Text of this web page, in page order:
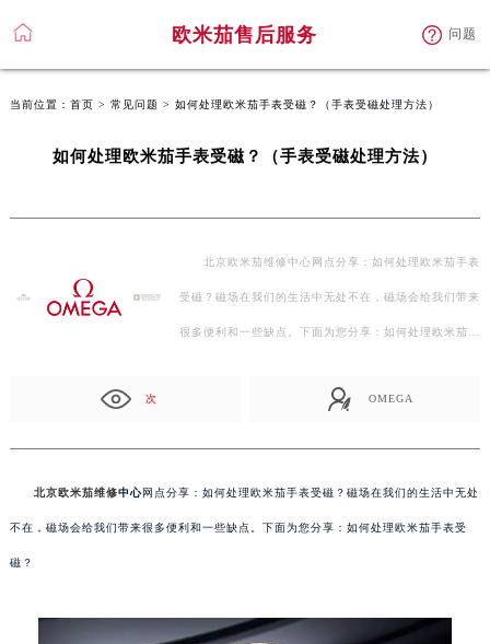
欧米茄售后服务 问题
当前位置： 首页 > 常见问题 > 如何处理欧米茄手表受磁？（手表受磁处理方法）
如何处理欧米茄手表受磁？（手表受磁处理方法）
北京欧米茄维修中心网点分享：如何处理欧米茄手表
受磁？磁场在我们的生活中无处不在，磁场会给我们带来
很多便利和一些缺点。下面为您分享：如何处理欧米茄
次 OMEGA
北京欧米茄维修中心网点分享：如何处理欧米茄手表受磁？磁场在我们的生活中无处
不在，磁场会给我们带来很多便利和一些缺点。下面为您分享：如何处理欧米茄手表受
磁？